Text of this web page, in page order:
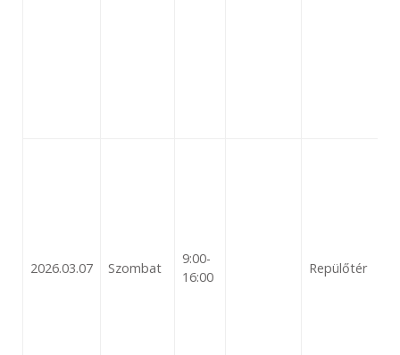
2026.03.07 Szombat
9:00-
16:00
Repülőtér